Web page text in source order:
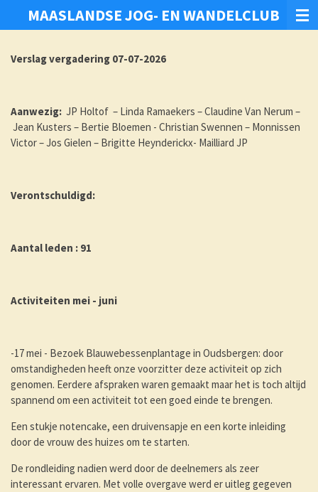
direct
de
MAASLANDSE JOG- EN WANDELCLUB
Verslag vergadering 07-07-2026
Aanwezig: JP Holtof – Linda Ramaekers – Claudine Van Nerum –
Jean Kusters – Bertie Bloemen - Christian Swennen – Monnissen
Victor – Jos Gielen – Brigitte Heynderickx- Mailliard JP
Verontschuldigd:
Aantal leden : 91
Activiteiten mei - juni
-17 mei - Bezoek Blauwebessenplantage in Oudsbergen: door
omstandigheden heeft onze voorzitter deze activiteit op zich
genomen. Eerdere afspraken waren gemaakt maar het is toch altijd
spannend om een activiteit tot een goed einde te brengen.
Een stukje notencake, een druivensapje en een korte inleiding
door de vrouw des huizes om te starten.
De rondleiding nadien werd door de deelnemers als zeer
interessant ervaren. Met volle overgave werd er uitleg gegeven